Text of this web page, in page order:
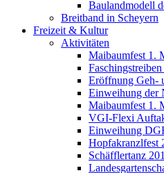
Baulandmodell
Breitband in Scheyern
Freizeit & Kultur
Aktivitäten
Maibaumfest 1.
Eröffnung Geh-
Einweihung der
Maibaumfest 1.
VGI-Flexi
Einweihung
Hopfakranzlfest
Schäfflertanz